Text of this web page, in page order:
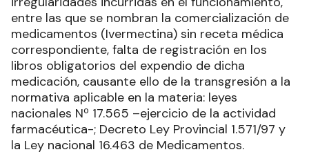
entre las que se nombran la comercialización de
medicamentos (Ivermectina) sin receta médica
correspondiente, falta de registración en los
libros obligatorios del expendio de dicha
medicación, causante ello de la transgresión a la
normativa aplicable en la materia: leyes
nacionales Nº 17.565 –ejercicio de la actividad
farmacéutica-; Decreto Ley Provincial 1.571/97 y
la Ley nacional 16.463 de Medicamentos.